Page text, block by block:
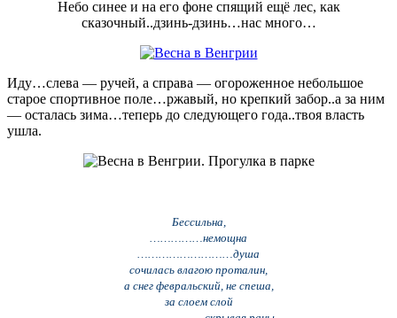
Небо синее и на его фоне спящий ещё лес, как
сказочный..дзинь-дзинь…нас много…
Иду…слева — ручей, а справа — огороженное небольшое
старое спортивное поле…ржавый, но крепкий забор..а за ним
— осталась зима…теперь до следующего года..твоя власть
ушла.
Бессильна,
……………немощна
………………………душа
сочилась влагою проталин,
а снег февральский, не спеша,
за слоем слой